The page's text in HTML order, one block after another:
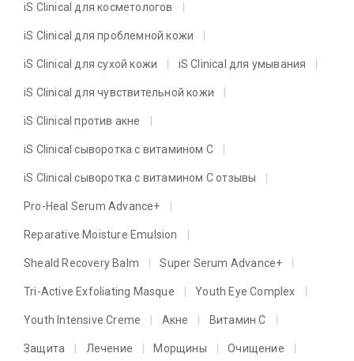
iS Clinical для косметологов
iS Clinical для проблемной кожи
iS Clinical для сухой кожи iS Clinical для умывания
iS Clinical для чувствительной кожи
iS Clinical против акне
iS Clinical сыворотка с витамином C
iS Clinical сыворотка с витамином C отзывы
Pro-Heal Serum Advance+
Reparative Moisture Emulsion
Sheald Recovery Balm Super Serum Advance+
Tri-Active Exfoliating Masque Youth Eye Complex
Youth Intensive Creme Акне Витамин C
Защита Лечение Морщины Очищение